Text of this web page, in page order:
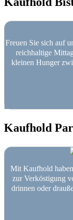
Freuen Sie sich auf
reichhaltige
kleinen Hunger
Kaufhold
Mit Kaufhold
zur Verköstigung
drinnen oder